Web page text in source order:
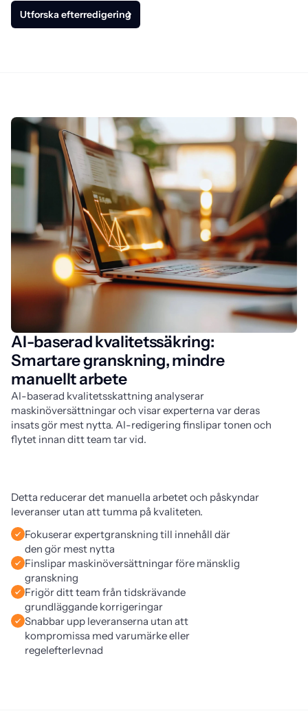
Utforska efterredigering
AI-baserad kvalitetssäkring:
Smartare granskning, mindre
manuellt arbete
AI-baserad kvalitetsskattning analyserar
maskinöversättningar och visar experterna var deras
insats gör mest nytta. AI-redigering finslipar tonen och
flytet innan ditt team tar vid.
Detta reducerar det manuella arbetet och påskyndar
leveranser utan att tumma på kvaliteten.
Fokuserar expertgranskning till innehåll där
den gör mest nytta
Finslipar maskinöversättningar före mänsklig
granskning
Frigör ditt team från tidskrävande
grundläggande korrigeringar
Snabbar upp leveranserna utan att
kompromissa med varumärke eller
regelefterlevnad